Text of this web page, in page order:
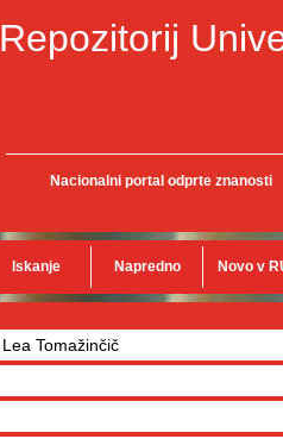
Repozitorij
Nacionalni portal odprte znanosti
Iskanje Napredno Novo v